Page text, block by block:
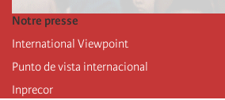
Notre presse
International Viewpoint
Punto de vista internacional
Inprecor